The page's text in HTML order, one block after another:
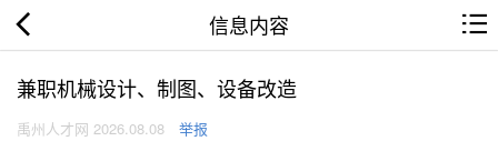
信息内容
兼职机械设计、制图、设备改造
禹州人才网 2026.08.08 举报